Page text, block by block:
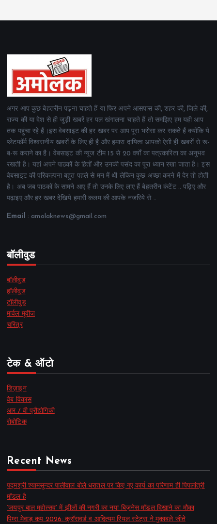
अगर आप कुछ बेहतरीन पढ़ना चाहते हैं या फिर अपने आसपास की, शहर की, जिले की,
राज्य की या देश से ही जुड़ी खबरें हर पल खंगालना चाहते हैं तो समझिए हम यही आप
तक पहुंचा रहे हैं।इस वेबसाइट की हर खबर पर आप पूरा भरोसा कर सकते हैं क्योंकि ये
प्लेटफॉर्म विश्वसनीय खबरों के लिए ही है और हमारा दायित्व आपको ऐसी ही खबरों से रू-
ब-रू कराने का है। वेबसाइट की न्यूज टीम 15 से 20 वर्षों का पत्रकारिता का अनुभव
रखती है। यहां अपने पाठकों के हितों और उनकी पसंद का पूरा ध्यान रखा जाता है। इस
वेबसाइट की परिकल्पना बहुत पहले से मन में थी लेकिन कुछ अच्छा करने में देर तो होती
है। अब जब पाठकों के सामने आए हैं तो उनके लिए लाए हैं बेहतरीन कंटेंट .. पढ़िए और
पढ़ाइए और हर खबर देखिये हमारी कलम की आपके नजरिये से ..
Email : amolaknews@gmail.com
बॉलीवुड
बॉलीवुड
हॉलीवुड
टॉलीवुड
मार्वल मूवीज
चरित्र
टेक & ऑटो
डिज़ाइन
वेब विकास
आर / वी प्रौद्योगिकी
रोबोटिक
Recent News
पद्मश्री श्यामसुन्दर पालीवाल बोले धरातल पर किए गए कार्य का परिणाम ही पिपलांत्री
मॉडल है
‘जयपुर बाल महोत्सव’ में झीलों की नगरी का नया बिज़नेस मॉडल दिखाने का मौका
पिम्स मेवाड़ कप 2026: क्रॉसवर्ड व आदित्यम रियल स्टेट्स ने मुकाबले जीते